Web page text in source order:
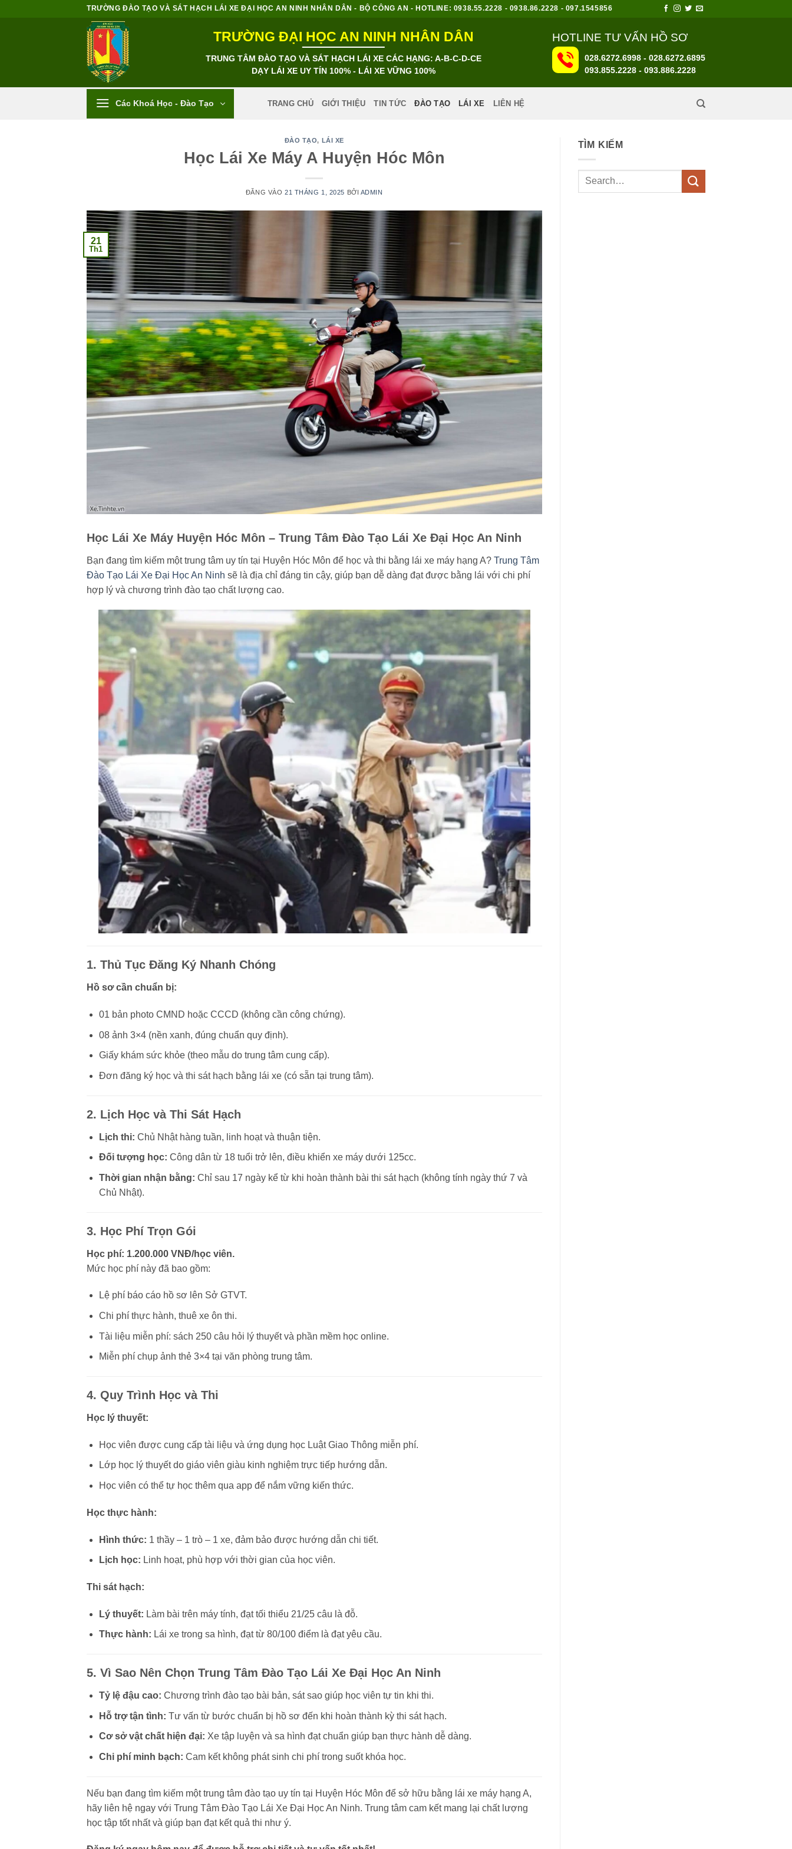
TRƯỜNG ĐÀO TẠO VÀ SÁT HẠCH LÁI XE ĐẠI HỌC AN NINH NHÂN DÂN - BỘ CÔNG AN - HOTLINE: 0938.55.2228 - 0938.86.2228 - 097.1545856
TRƯỜNG ĐẠI HỌC AN NINH NHÂN DÂN
TRUNG TÂM ĐÀO TẠO VÀ SÁT HẠCH LÁI XE CÁC HẠNG: A-B-C-D-CE
DẠY LÁI XE UY TÍN 100% - LÁI XE VỮNG 100%
HOTLINE TƯ VẤN HỒ SƠ
028.6272.6998 - 028.6272.6895
093.855.2228 - 093.886.2228
Các Khoá Học - Đào Tạo TRANG CHỦ GIỚI THIỆU TIN TỨC ĐÀO TẠO LÁI XE LIÊN HỆ
ĐÀO TẠO, LÁI XE
Học Lái Xe Máy A Huyện Hóc Môn
ĐĂNG VÀO 21 THÁNG 1, 2025 BỞI ADMIN
21
Th1
Học Lái Xe Máy Huyện Hóc Môn – Trung Tâm Đào Tạo Lái Xe Đại Học An Ninh
Bạn đang tìm kiếm một trung tâm uy tín tại Huyện Hóc Môn để học và thi bằng lái xe máy hạng A? Trung Tâm
Đào Tạo Lái Xe Đại Học An Ninh sẽ là địa chỉ đáng tin cậy, giúp bạn dễ dàng đạt được bằng lái với chi phí
hợp lý và chương trình đào tạo chất lượng cao.
1. Thủ Tục Đăng Ký Nhanh Chóng
Hồ sơ cần chuẩn bị:
01 bản photo CMND hoặc CCCD (không cần công chứng).
08 ảnh 3×4 (nền xanh, đúng chuẩn quy định).
Giấy khám sức khỏe (theo mẫu do trung tâm cung cấp).
Đơn đăng ký học và thi sát hạch bằng lái xe (có sẵn tại trung tâm).
2. Lịch Học và Thi Sát Hạch
Lịch thi: Chủ Nhật hàng tuần, linh hoạt và thuận tiện.
Đối tượng học: Công dân từ 18 tuổi trở lên, điều khiển xe máy dưới 125cc.
Thời gian nhận bằng: Chỉ sau 17 ngày kể từ khi hoàn thành bài thi sát hạch (không tính ngày thứ 7 và
Chủ Nhật).
3. Học Phí Trọn Gói
Học phí: 1.200.000 VNĐ/học viên.
Mức học phí này đã bao gồm:
Lệ phí báo cáo hồ sơ lên Sở GTVT.
Chi phí thực hành, thuê xe ôn thi.
Tài liệu miễn phí: sách 250 câu hỏi lý thuyết và phần mềm học online.
Miễn phí chụp ảnh thẻ 3×4 tại văn phòng trung tâm.
4. Quy Trình Học và Thi
Học lý thuyết:
Học viên được cung cấp tài liệu và ứng dụng học Luật Giao Thông miễn phí.
Lớp học lý thuyết do giáo viên giàu kinh nghiệm trực tiếp hướng dẫn.
Học viên có thể tự học thêm qua app để nắm vững kiến thức.
Học thực hành:
Hình thức: 1 thầy – 1 trò – 1 xe, đảm bảo được hướng dẫn chi tiết.
Lịch học: Linh hoạt, phù hợp với thời gian của học viên.
Thi sát hạch:
Lý thuyết: Làm bài trên máy tính, đạt tối thiểu 21/25 câu là đỗ.
Thực hành: Lái xe trong sa hình, đạt từ 80/100 điểm là đạt yêu cầu.
5. Vì Sao Nên Chọn Trung Tâm Đào Tạo Lái Xe Đại Học An Ninh
Tỷ lệ đậu cao: Chương trình đào tạo bài bản, sát sao giúp học viên tự tin khi thi.
Hỗ trợ tận tình: Tư vấn từ bước chuẩn bị hồ sơ đến khi hoàn thành kỳ thi sát hạch.
Cơ sở vật chất hiện đại: Xe tập luyện và sa hình đạt chuẩn giúp bạn thực hành dễ dàng.
Chi phí minh bạch: Cam kết không phát sinh chi phí trong suốt khóa học.
Nếu bạn đang tìm kiếm một trung tâm đào tạo uy tín tại Huyện Hóc Môn để sở hữu bằng lái xe máy hạng A,
hãy liên hệ ngay với Trung Tâm Đào Tạo Lái Xe Đại Học An Ninh. Trung tâm cam kết mang lại chất lượng
học tập tốt nhất và giúp bạn đạt kết quả thi như ý.
TÌM KIẾM